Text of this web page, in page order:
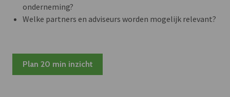
onderneming?
Welke partners en adviseurs worden mogelijk relevant?
Plan 20 min inzicht